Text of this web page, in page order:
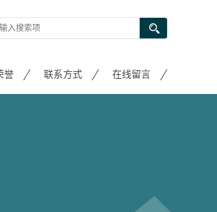
誉 联系方式 在线留言